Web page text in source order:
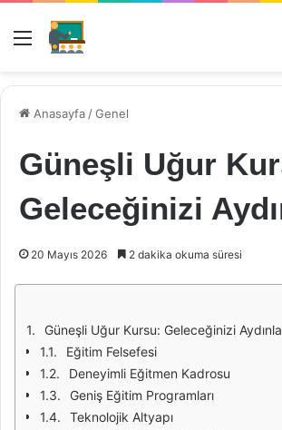
Menü
Anasayfa /Genel
Güneşli Uğur
Geleceğinizi
20 Mayıs 2026 2 dakika okuma süresi
Güneşli Uğur Kursu: Geleceğinizi
Eğitim Felsefesi
Deneyimli Eğitmen Kadrosu
Geniş Eğitim Programları
Teknolojik Altyapı